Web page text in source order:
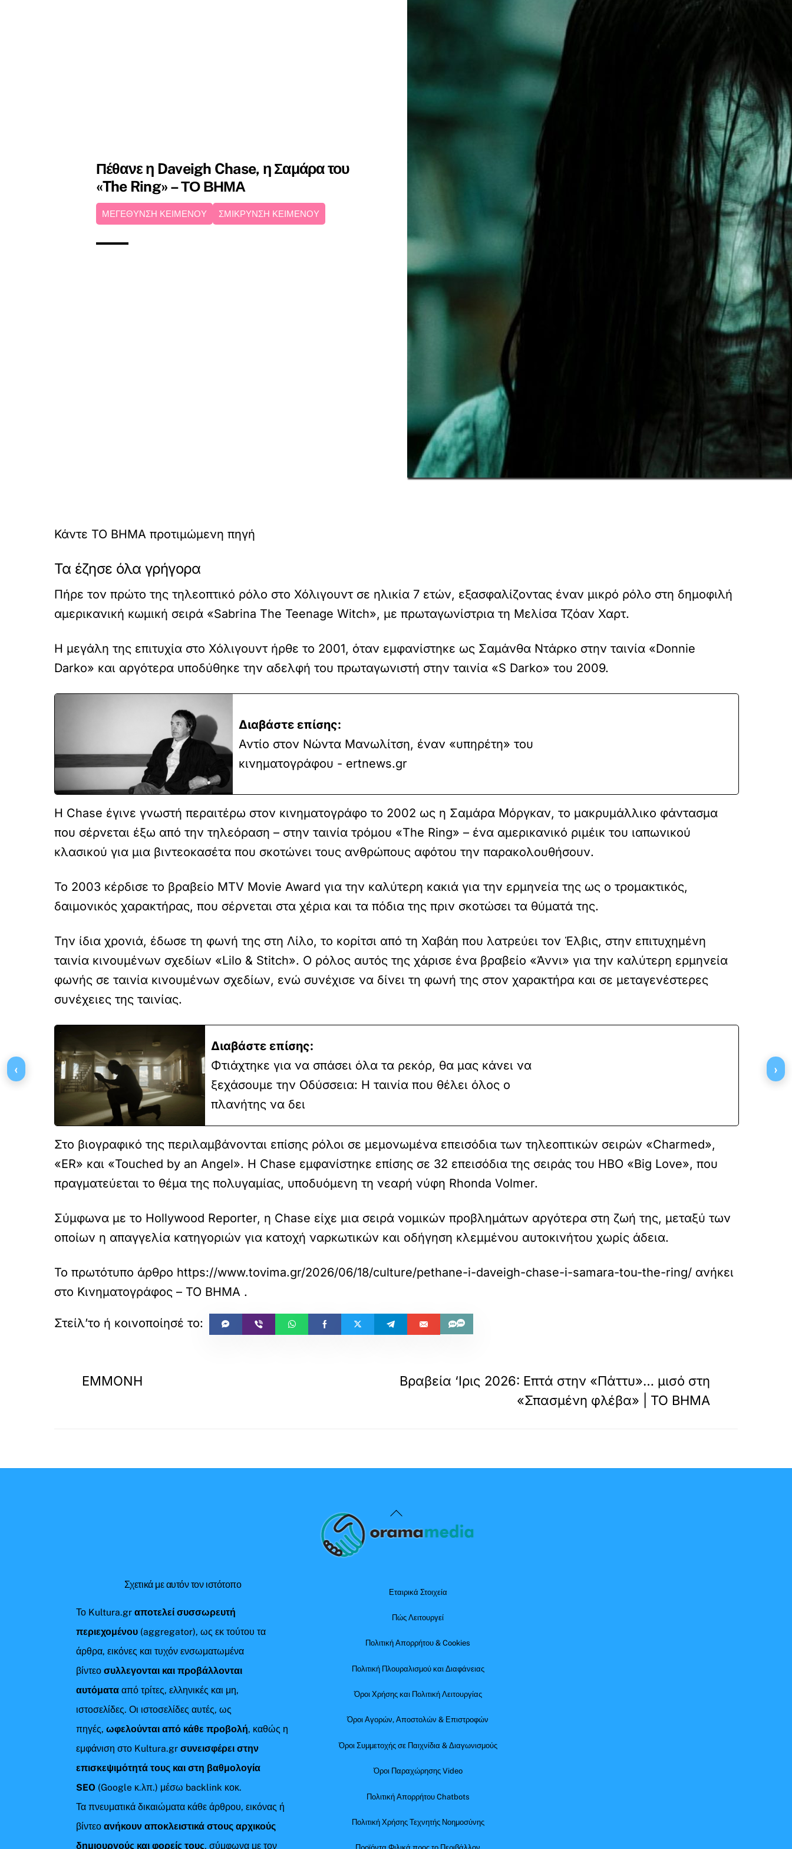
Πέθανε η Daveigh Chase, η Σαμάρα του
«The Ring» – ΤΟ ΒΗΜΑ
ΜΕΓΕΘΥΝΣΗ ΚΕΙΜΕΝΟΥ ΣΜΙΚΡΥΝΣΗ ΚΕΙΜΕΝΟΥ
Κάντε TO BHMA προτιμώμενη πηγή
Τα έζησε όλα γρήγορα
Πήρε τον πρώτο της τηλεοπτικό ρόλο στο Χόλιγουντ σε ηλικία 7 ετών, εξασφαλίζοντας έναν μικρό ρόλο στη δημοφιλή
αμερικανική κωμική σειρά «Sabrina The Teenage Witch», με πρωταγωνίστρια τη Μελίσα Τζόαν Χαρτ.
Η μεγάλη της επιτυχία στο Χόλιγουντ ήρθε το 2001, όταν εμφανίστηκε ως Σαμάνθα Ντάρκο στην ταινία «Donnie
Darko» και αργότερα υποδύθηκε την αδελφή του πρωταγωνιστή στην ταινία «S Darko» του 2009.
Διαβάστε επίσης:
Αντίο στον Νώντα Μανωλίτση, έναν «υπηρέτη» του
κινηματογράφου - ertnews.gr
Η Chase έγινε γνωστή περαιτέρω στον κινηματογράφο το 2002 ως η Σαμάρα Μόργκαν, το μακρυμάλλικο φάντασμα
που σέρνεται έξω από την τηλεόραση – στην ταινία τρόμου «The Ring» – ένα αμερικανικό ριμέικ του ιαπωνικού
κλασικού για μια βιντεοκασέτα που σκοτώνει τους ανθρώπους αφότου την παρακολουθήσουν.
Το 2003 κέρδισε το βραβείο MTV Movie Award για την καλύτερη κακιά για την ερμηνεία της ως ο τρομακτικός,
δαιμονικός χαρακτήρας, που σέρνεται στα χέρια και τα πόδια της πριν σκοτώσει τα θύματά της.
Την ίδια χρονιά, έδωσε τη φωνή της στη Λίλο, το κορίτσι από τη Χαβάη που λατρεύει τον Έλβις, στην επιτυχημένη
ταινία κινουμένων σχεδίων «Lilo & Stitch». Ο ρόλος αυτός της χάρισε ένα βραβείο «Άννι» για την καλύτερη ερμηνεία
φωνής σε ταινία κινουμένων σχεδίων, ενώ συνέχισε να δίνει τη φωνή της στον χαρακτήρα και σε μεταγενέστερες
συνέχειες της ταινίας.
Διαβάστε επίσης:
Φτιάχτηκε για να σπάσει όλα τα ρεκόρ, θα μας κάνει να
ξεχάσουμε την Οδύσσεια: Η ταινία που θέλει όλος ο
πλανήτης να δει
Στο βιογραφικό της περιλαμβάνονται επίσης ρόλοι σε μεμονωμένα επεισόδια των τηλεοπτικών σειρών «Charmed»,
«ER» και «Touched by an Angel». Η Chase εμφανίστηκε επίσης σε 32 επεισόδια της σειράς του HBO «Big Love», που
πραγματεύεται το θέμα της πολυγαμίας, υποδυόμενη τη νεαρή νύφη Rhonda Volmer.
Σύμφωνα με το Hollywood Reporter, η Chase είχε μια σειρά νομικών προβλημάτων αργότερα στη ζωή της, μεταξύ των
οποίων η απαγγελία κατηγοριών για κατοχή ναρκωτικών και οδήγηση κλεμμένου αυτοκινήτου χωρίς άδεια.
Το πρωτότυπο άρθρο https://www.tovima.gr/2026/06/18/culture/pethane-i-daveigh-chase-i-samara-tou-the-ring/ ανήκει
στο Κινηματογράφος – ΤΟ ΒΗΜΑ .
ΕΜΜΟΝΗ
Βραβεία ‘Ιρις 2026: Επτά στην «Πάττυ»… μισό στη
«Σπασμένη φλέβα» | ΤΟ ΒΗΜΑ
Back
To
Σχετικά με αυτόν τον ιστότοπο
Το Kultura.grαποτελεί συσσωρευτή
περιεχομένου (aggregator), ως εκ τούτου τα
άρθρα, εικόνες και τυχόν ενσωματωμένα
βίντεοσυλλεγονται και προβάλλονται
αυτόματααπό τρίτες, ελληνικές και μη,
ιστοσελίδες. Οι ιστοσελίδες αυτές, ως
πηγές,ωφελούνται από κάθε προβολή, καθώς η
εμφάνιση στο Kultura.gr συνεισφέρει στην
επισκεψιμότητά τους και στη βαθμολογία
SEO (Google κ.λπ.) μέσω backlink κοκ.
Τα πνευματικά δικαιώματα κάθε άρθρου, εικόνας ή
βίντεοανήκουν αποκλειστικά στους αρχικούς
δημιουργούς και φορείς τους, σύμφωνα με τον
Εταιρικά Στοιχεία
Πώς Λειτουργεί
Πολιτική Απορρήτου & Cookies
Πολιτική Πλουραλισμού και Διαφάνειας
Όροι Χρήσης και Πολιτική Λειτουργίας
Όροι Αγορών, Αποστολών & Επιστροφών
Όροι Συμμετοχής σε Παιχνίδια & Διαγωνισμούς
Όροι Παραχώρησης Video
Πολιτική Απορρήτου Chatbots
Πολιτική Χρήσης Τεχνητής Νοημοσύνης
‹ ›